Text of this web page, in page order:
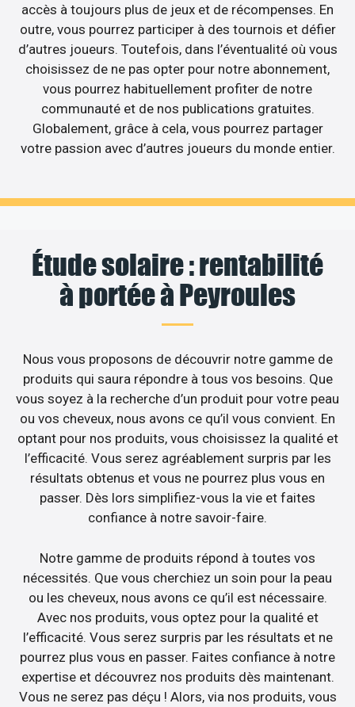
accès à toujours plus de jeux et de récompenses. En
outre, vous pourrez participer à des tournois et défier
d’autres joueurs. Toutefois, dans l’éventualité où vous
choisissez de ne pas opter pour notre abonnement,
vous pourrez habituellement profiter de notre
communauté et de nos publications gratuites.
Globalement, grâce à cela, vous pourrez partager
votre passion avec d’autres joueurs du monde entier.
Étude solaire : rentabilité
à portée à Peyroules
Nous vous proposons de découvrir notre gamme de
produits qui saura répondre à tous vos besoins. Que
vous soyez à la recherche d’un produit pour votre peau
ou vos cheveux, nous avons ce qu’il vous convient. En
optant pour nos produits, vous choisissez la qualité et
l’efficacité. Vous serez agréablement surpris par les
résultats obtenus et vous ne pourrez plus vous en
passer. Dès lors simplifiez-vous la vie et faites
confiance à notre savoir-faire.
Notre gamme de produits répond à toutes vos
nécessités. Que vous cherchiez un soin pour la peau
ou les cheveux, nous avons ce qu’il est nécessaire.
Avec nos produits, vous optez pour la qualité et
l’efficacité. Vous serez surpris par les résultats et ne
pourrez plus vous en passer. Faites confiance à notre
expertise et découvrez nos produits dès maintenant.
Vous ne serez pas déçu ! Alors, via nos produits, vous